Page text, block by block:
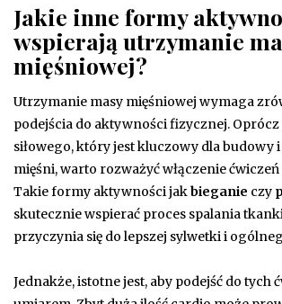
Jakie inne formy
wspierają utrzymanie
mięśniowej?
Utrzymanie masy mięśniowej wymaga
podejścia do aktywności fizycznej.
siłowego, który jest kluczowy dla budowy
mięśni, warto rozważyć włączenie
Takie formy aktywności jakbieganie czy
skutecznie wspierać proces spalania
przyczynia się do lepszej sylwetki i
Jednakże, istotne jest, aby podejść do tych